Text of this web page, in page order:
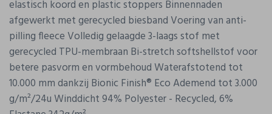
elastisch koord en plastic stoppers Binnennaden
afgewerkt met gerecycled biesband Voering van anti-
pilling fleece Volledig gelaagde 3-laags stof met
gerecycled TPU-membraan Bi-stretch softshellstof voor
betere pasvorm en vormbehoud Waterafstotend tot
10.000 mm dankzij Bionic Finish® Eco Ademend tot 3.000
g/m²/24u Winddicht 94% Polyester - Recycled, 6%